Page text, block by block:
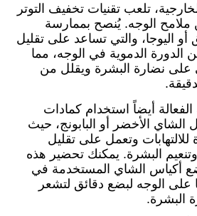
تلعب تقنيات تخفيف التوتر
الوجه. يُنصح بممارسة
أو اليوجا، والتي تساعد على تقليل
الدورة الدموية في الوجه، مما
نضارة البشرة ويقلل من
الفعالة أيضاً استخدام كمادات
الشاي الأخضر أو البابونج، حيث
وتعمل على تقليل
البشرة. يمكنك تحضير هذه
أكياس الشاي المستخدمة في
على الوجه لبضع دقائق لتشعر
البشرة.